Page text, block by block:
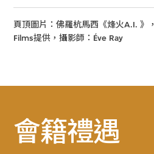
頁頂圖片：佛羅杭馬西《烽火A.I.
Films提供，攝影師：Éve Ray
會籍禮遇